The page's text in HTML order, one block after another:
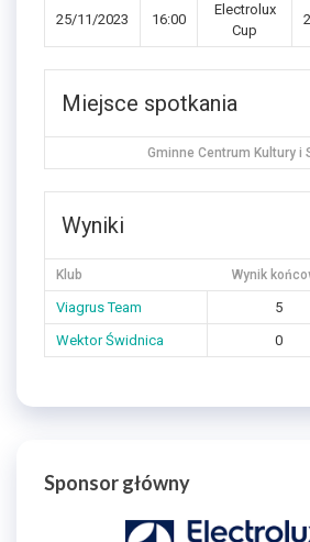
25/11/2023 16:00
Electrolux
Cup
Miejsce spotkania
Gminne Centrum Kultury i
Wyniki
Klub Wynik
Viagrus Team 5
Wektor Świdnica
0
Sponsor główny